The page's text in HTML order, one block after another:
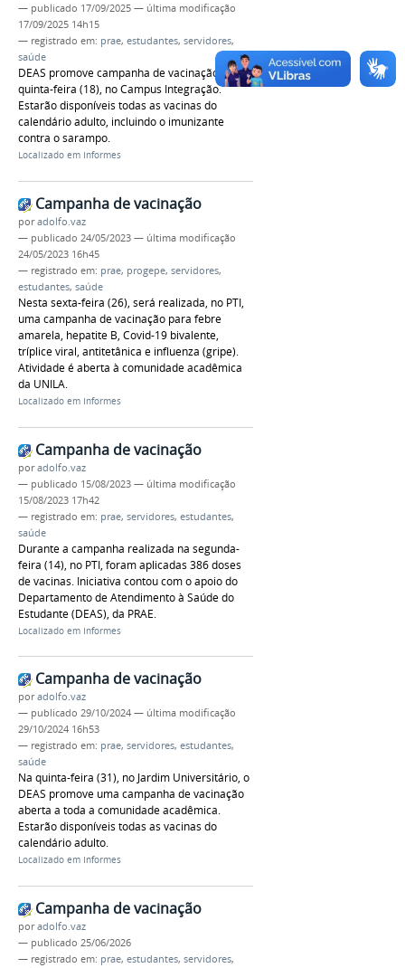
— publicado 17/09/2025 — última modificação
17/09/2025 14h15
— registrado em: prae, estudantes, servidores,
saúde
DEAS promove campanha de vacinação nesta
quinta-feira (18), no Campus Integração.
Estarão disponíveis todas as vacinas do
calendário adulto, incluindo o imunizante
contra o sarampo.
Localizado em Informes
Campanha de vacinação
poradolfo.vaz
— publicado 24/05/2023 — última modificação
24/05/2023 16h45
— registrado em: prae, progepe, servidores,
estudantes, saúde
Nesta sexta-feira (26), será realizada, no PTI,
uma campanha de vacinação para febre
amarela, hepatite B, Covid-19 bivalente,
tríplice viral, antitetânica e influenza (gripe).
Atividade é aberta à comunidade acadêmica
da UNILA.
Localizado em Informes
Campanha de vacinação
poradolfo.vaz
— publicado 15/08/2023 — última modificação
15/08/2023 17h42
— registrado em: prae, servidores, estudantes,
saúde
Durante a campanha realizada na segunda-
feira (14), no PTI, foram aplicadas 386 doses
de vacinas. Iniciativa contou com o apoio do
Departamento de Atendimento à Saúde do
Estudante (DEAS), da PRAE.
Localizado em Informes
Campanha de vacinação
poradolfo.vaz
— publicado 29/10/2024 — última modificação
29/10/2024 16h53
— registrado em: prae, servidores, estudantes,
saúde
Na quinta-feira (31), no Jardim Universitário, o
DEAS promove uma campanha de vacinação
aberta a toda a comunidade acadêmica.
Estarão disponíveis todas as vacinas do
calendário adulto.
Localizado em Informes
Campanha de vacinação
poradolfo.vaz
— publicado 25/06/2026
— registrado em: prae, estudantes, servidores,